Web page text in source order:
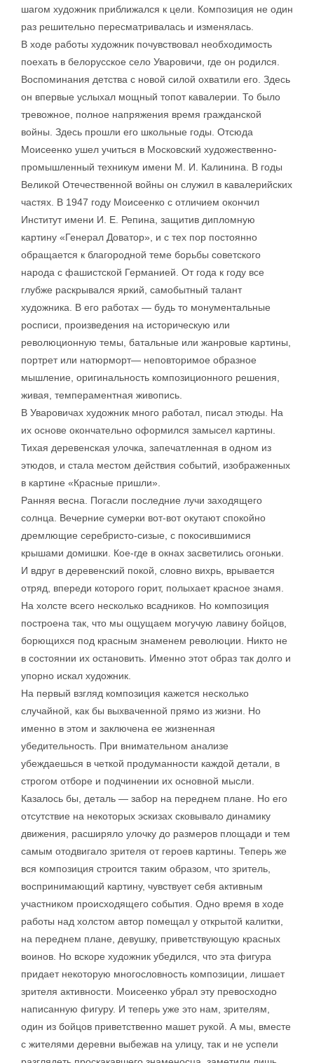
шагом художник приближался к цели. Композиция не один
раз решительно пересматривалась и изменялась.
В ходе работы художник почувствовал необходимость
поехать в белорусское село Уваровичи, где он родился.
Воспоминания детства с новой силой охватили его. Здесь
он впервые услыхал мощный топот кавалерии. То было
тревожное, полное напряжения время гражданской
войны. Здесь прошли его школьные годы. Отсюда
Моисеенко ушел учиться в Московский художественно-
промышленный техникум имени М. И. Калинина. В годы
Великой Отечественной войны он служил в кавалерийских
частях. В 1947 году Моисеенко с отличием окончил
Институт имени И. Е. Репина, защитив дипломную
картину «Генерал Доватор», и с тех пор постоянно
обращается к благородной теме борьбы советского
народа с фашистской Германией. От года к году все
глубже раскрывался яркий, самобытный талант
художника. В его работах — будь то монументальные
росписи, произведения на историческую или
революционную темы, батальные или жанровые картины,
портрет или натюрморт— неповторимое образное
мышление, оригинальность композиционного решения,
живая, темпераментная живопись.
В Уваровичах художник много работал, писал этюды. На
их основе окончательно оформился замысел картины.
Тихая деревенская улочка, запечатленная в одном из
этюдов, и стала местом действия событий, изображенных
в картине «Красные пришли».
Ранняя весна. Погасли последние лучи заходящего
солнца. Вечерние сумерки вот-вот окутают спокойно
дремлющие серебристо-сизые, с покосившимися
крышами домишки. Кое-где в окнах засветились огоньки.
И вдруг в деревенский покой, словно вихрь, врывается
отряд, впереди которого горит, полыхает красное знамя.
На холсте всего несколько всадников. Но композиция
построена так, что мы ощущаем могучую лавину бойцов,
борющихся под красным знаменем революции. Никто не
в состоянии их остановить. Именно этот образ так долго и
упорно искал художник.
На первый взгляд композиция кажется несколько
случайной, как бы выхваченной прямо из жизни. Но
именно в этом и заключена ее жизненная
убедительность. При внимательном анализе
убеждаешься в четкой продуманности каждой детали, в
строгом отборе и подчинении их основной мысли.
Казалось бы, деталь — забор на переднем плане. Но его
отсутствие на некоторых эскизах сковывало динамику
движения, расширяло улочку до размеров площади и тем
самым отодвигало зрителя от героев картины. Теперь же
вся композиция строится таким образом, что зритель,
воспринимающий картину, чувствует себя активным
участником происходящего события. Одно время в ходе
работы над холстом автор помещал у открытой калитки,
на переднем плане, девушку, приветствующую красных
воинов. Но вскоре художник убедился, что эта фигура
придает некоторую многословность композиции, лишает
зрителя активности. Моисеенко убрал эту превосходно
написанную фигуру. И теперь уже это нам, зрителям,
один из бойцов приветственно машет рукой. А мы, вместе
с жителями деревни выбежав на улицу, так и не успели